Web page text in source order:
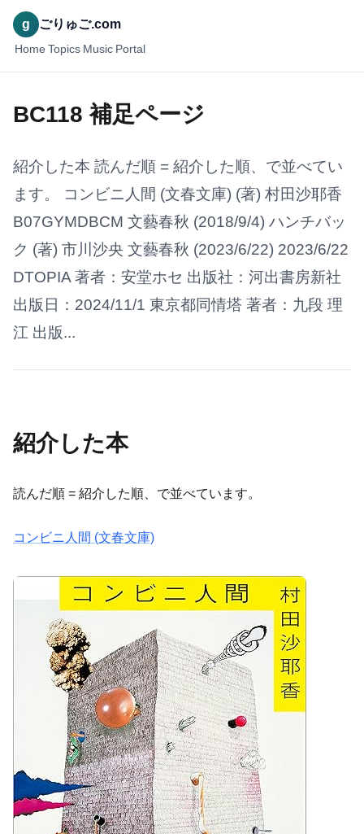
g ごりゅご.com
Home Topics Music Portal
BC118 補足ページ
紹介した本 読んだ順 = 紹介した順、で並べてい
ます。 コンビニ人間 (文春文庫) (著) 村田沙耶香
B07GYMDBCM 文藝春秋 (2018/9/4) ハンチバッ
ク (著) 市川沙央 文藝春秋 (2023/6/22) 2023/6/22
DTOPIA 著者：安堂ホセ 出版社：河出書房新社
出版日：2024/11/1 東京都同情塔 著者：九段 理
江 出版...
紹介した本
読んだ順 = 紹介した順、で並べています。
コンビニ人間 (文春文庫)